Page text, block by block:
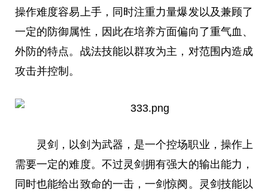
操作难度容易上手，同时注重力量爆发以及兼顾了
一定的防御属性 ，因此在培养方面偏向了重气血、
外防的特点。战法技能以群攻为主，对范围内造成
攻击并控制。
灵剑，以剑为武器，是一个控场职业，操作上
需要一定的难度。不过灵剑拥有强大的输出能力，
同时也能给出致命的一击，一剑惊阕。灵剑技能以